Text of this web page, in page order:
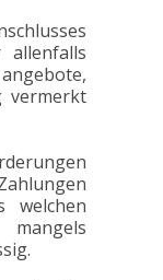
vermerkt
welchen